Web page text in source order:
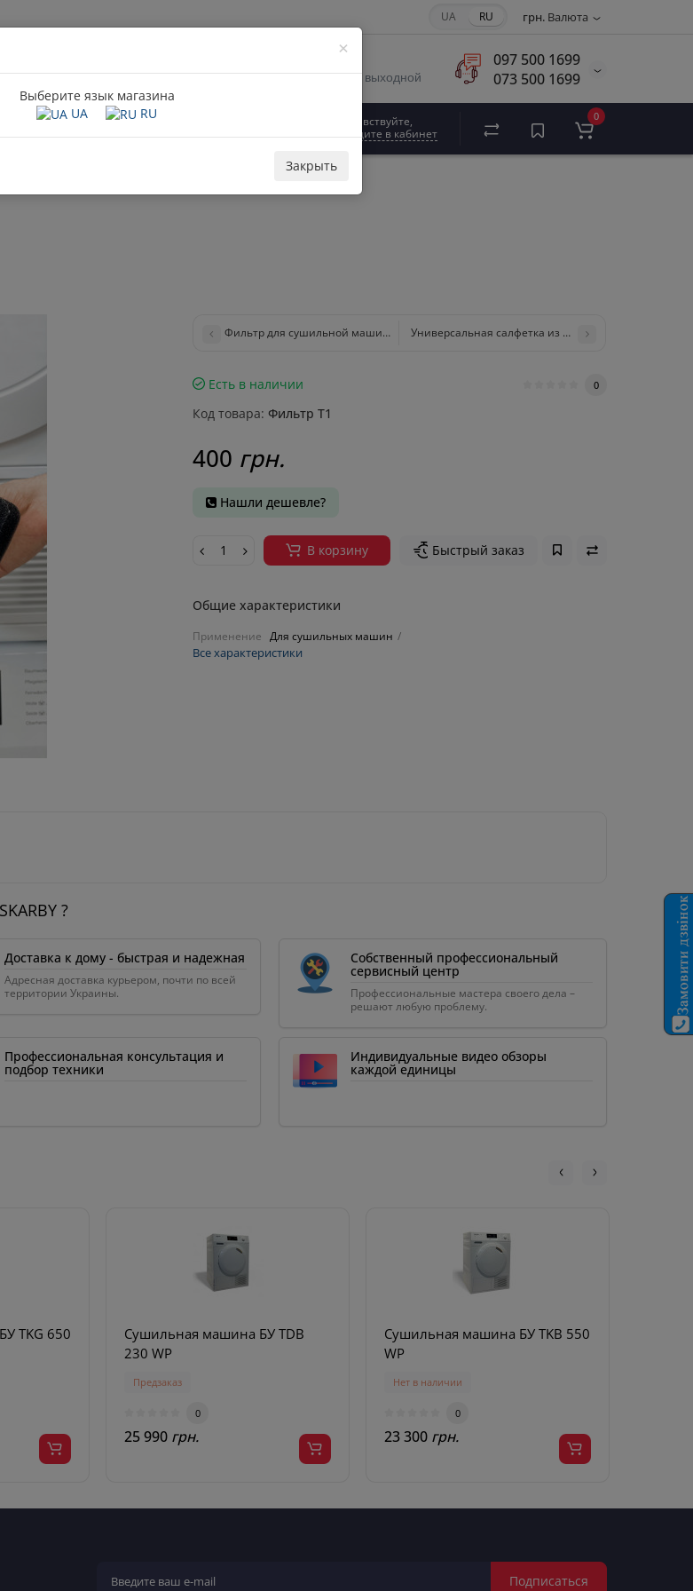
грн. Валюта
UA RU
Сб с 09:00 до 17:00, Вс- выходной
097 500 1699
073 500 1699
Здравствуйте,
войдите в кабинет
0
×
Выберите язык магазина
UA
RU
Закрыть
Фильтр для сушильной машины T Универсальная салфетка из микрофибры MicroCloth
Есть в наличии 0
Код товара: Фильтр T1
400 грн.
Нашли дешевле?
В корзину Быстрый заказ
Общие характеристики
Применение Для сушильных машин
Все характеристики
?
Доставка к дому - быстрая и надежная
Адресная доставка курьером, почти по всей
территории Украины.
Собственный профессиональный
сервисный центр
Профессиональные мастера своего дела –
решают любую проблему.
Профессиональная консультация и
подбор техники
Индивидуальные видео обзоры
каждой единицы
TKG 650
Сушильная машина БУ TDB
230 WP
Предзаказ
0
25 990 грн.
Сушильная машина БУ TKB 550
WP
Нет в наличии
0
23 300 грн.
Подписаться